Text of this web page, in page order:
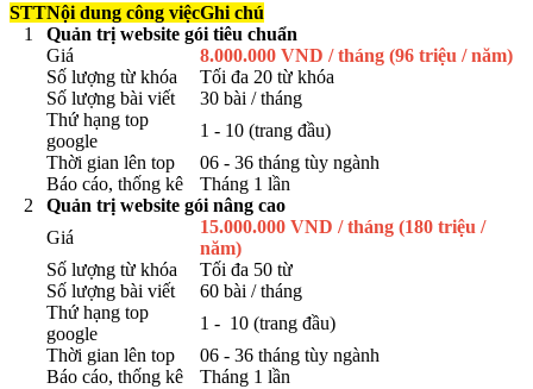
STTNội dung công việcGhi chú
1
Quản trị website gói tiêu chuẩn
Giá
8.000.000 VND / tháng (96 triệu / năm)
Số lượng từ khóa
Tối đa 20 từ khóa
Số lượng bài viết
30 bài / tháng
Thứ hạng top
google
1 - 10 (trang đầu)
Thời gian lên top
06 - 36 tháng tùy ngành
Báo cáo, thống kê
Tháng 1 lần
2
Quản trị website gói nâng cao
Giá
15.000.000 VND / tháng (180 triệu /
năm)
Số lượng từ khóa
Tối đa 50 từ
Số lượng bài viết
60 bài / tháng
Thứ hạng top
google
1 - 10 (trang đầu)
Thời gian lên top
06 - 36 tháng tùy ngành
Báo cáo, thống kê
Tháng 1 lần